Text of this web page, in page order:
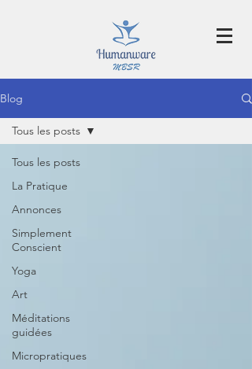
Blog
Tous les posts
La Pratique
Annonces
Simplement
Conscient
Yoga
Art
Méditations
guidées
Micropratiques
Tous les posts